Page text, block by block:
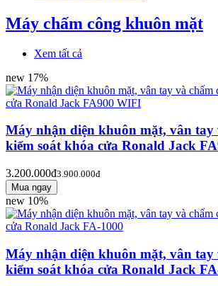
Máy chấm công khuôn mặt
Xem tất cả
new 17%
Máy nhận diện khuôn mặt, vân tay
kiểm soát khóa cửa Ronald Jack
3.200.000đ3.900.000đ
new 10%
Máy nhận diện khuôn mặt, vân tay
kiểm soát khóa cửa Ronald Jack